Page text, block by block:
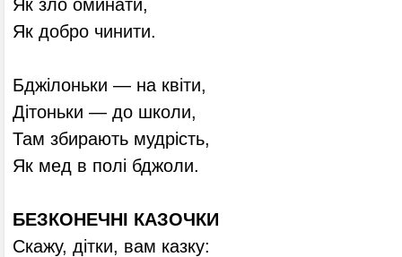
Як зло оминати,
Як добро чинити.
Бджілоньки — на квіти,
Дітоньки — до школи,
Там збирають мудрість,
Як мед в полі бджоли.
БЕЗКОНЕЧНІ КАЗОЧКИ
Скажу, дітки, вам казку: